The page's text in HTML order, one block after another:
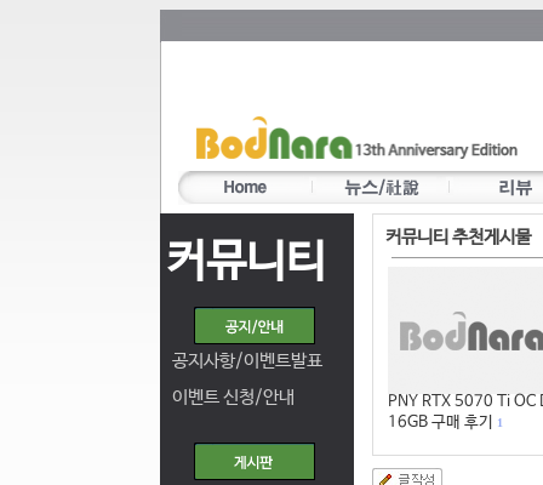
커뮤니티
공지사항/이벤트발표
이벤트 신청/안내
커뮤니티 추천게시물
PNY RTX 5070 Ti OC
16GB 구매 후기
1